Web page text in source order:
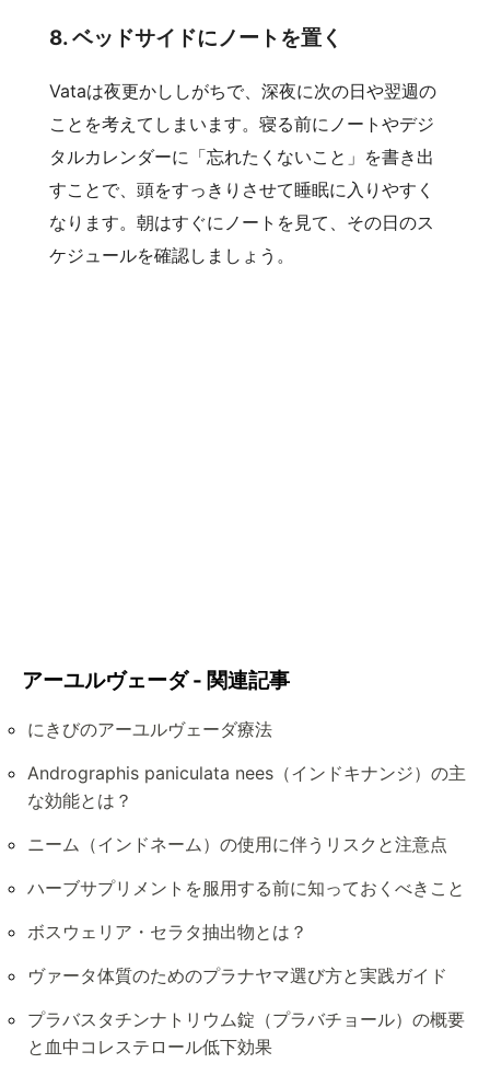
8. ベッドサイドにノートを置く
Vataは夜更かししがちで、深夜に次の日や翌週の
ことを考えてしまいます。寝る前にノートやデジ
タルカレンダーに「忘れたくないこと」を書き出
すことで、頭をすっきりさせて睡眠に入りやすく
なります。朝はすぐにノートを見て、その日のス
ケジュールを確認しましょう。
アーユルヴェーダ - 関連記事
にきびのアーユルヴェーダ療法
Andrographis paniculata nees（インドキナンジ）の主
な効能とは？
ニーム（インドネーム）の使用に伴うリスクと注意点
ハーブサプリメントを服用する前に知っておくべきこと
ボスウェリア・セラタ抽出物とは？
ヴァータ体質のためのプラナヤマ選び方と実践ガイド
プラバスタチンナトリウム錠（プラバチョール）の概要
と血中コレステロール低下効果